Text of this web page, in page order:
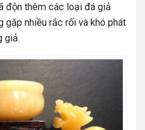
độn thêm các loại đá giả
gặp nhiều rắc rối và khó phát
giả.